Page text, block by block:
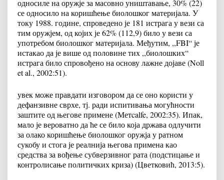
односиле на оружје за масовно уништавање, 30% (22)
се односило на коришћење биолошког материјала. У
току 1988. године, спроведено је 181 истрага у вези са
тим оружјем, од којих је 62% (112,9) било у вези са
употребом биолошког материјала. Међутим, ,,FBI“ је
истакао да је више од половине тих ,,биолошких“
истрага било спровођено на основу лажне дојаве (Noll
et al., 2002:51).
увек може правдати изговором да се оно користи у
дефанзивне сврхе, тј. ради испитивања могућности
заштите од његове примене (Метcalfe, 2002:35). Ипак,
мало је вероватно да ће се било која држава одлучити
за олако коришћење биолошког оружја у ратном
сукобу и стога је реалнија његова примена као
средства за вођење субверзивног рата (подстицање и
контролисање политичких криза) (Цветковић, 2013:5).